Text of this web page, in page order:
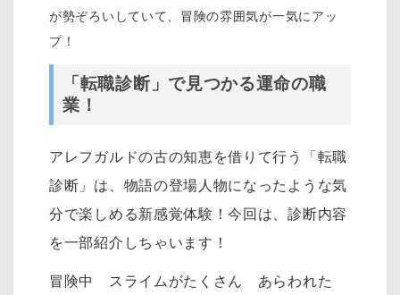
が勢ぞろいしていて、冒険の雰囲気が一気にアッ
プ！
「転職診断」で見つかる運命の職
業！
アレフガルドの古の知恵を借りて行う「転職
診断」は、物語の登場人物になったような気
分で楽しめる新感覚体験！今回は、診断内容
を一部紹介しちゃいます！
冒険中 スライムがたくさん あらわれた